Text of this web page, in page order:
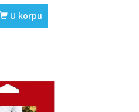
U korpu